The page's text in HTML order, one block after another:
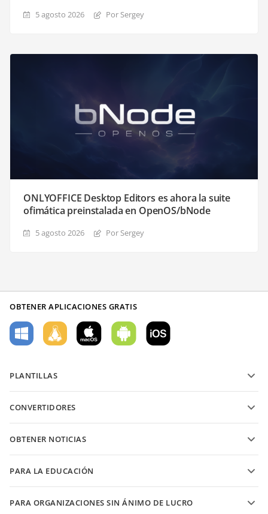
5 agosto 2026 Por Sergey
ONLYOFFICE Desktop Editors es ahora la suite
ofimática preinstalada en OpenOS/bNode
5 agosto 2026 Por Sergey
OBTENER APLICACIONES GRATIS
PLANTILLAS
Plantillas de documentos de texto
CONVERTIDORES
Convierte hojas de cálculo
OBTENER NOTICIAS
PARA LA EDUCACIÓN
Para educadores
PARA ORGANIZACIONES SIN ÁNIMO DE LUCRO